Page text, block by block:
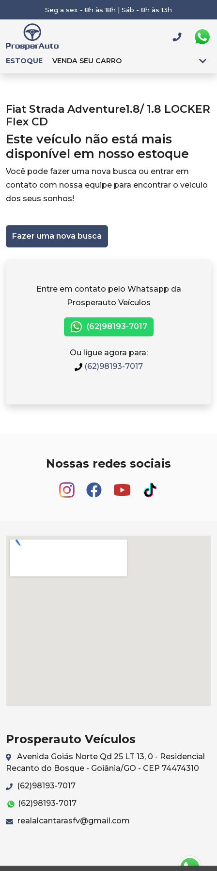
Seg a sex - 8h às 18h | Sáb - 8h às 13h
ESTOQUE VENDA SEU CARRO
Fiat Strada Adventure1.8/ 1.8 LOCKER
Flex CD
Este veículo não está mais
disponível em nosso estoque
Você pode fazer uma nova busca ou entrar em
contato com nossa equipe para encontrar o veículo
dos seus sonhos!
Fazer uma nova busca
Entre em contato pelo Whatsapp da
Prosperauto Veículos
(62)98193-7017
Ou ligue agora para:
(62)98193-7017
Nossas redes sociais
Prosperauto Veículos
Avenida Goiás Norte Qd 25 LT 13, 0 - Residencial
Recanto do Bosque - Goiânia/GO - CEP 74474310
(62)98193-7017
(62)98193-7017
realalcantarasfv@gmail.com